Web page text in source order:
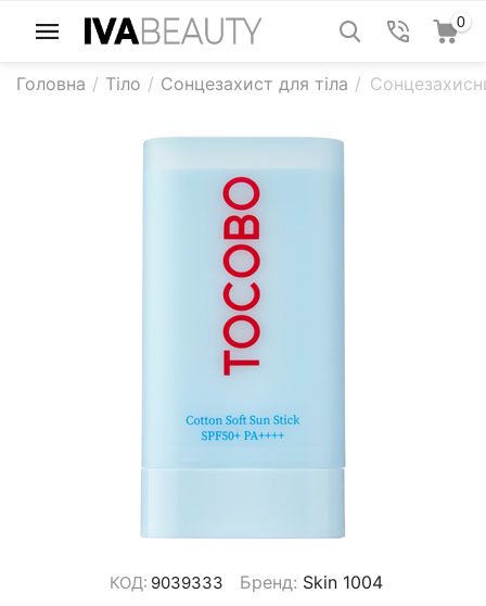
0
Головна / Тіло / Сонцезахист для тіла /
КОД: 9039333 Бренд: Skin 1004